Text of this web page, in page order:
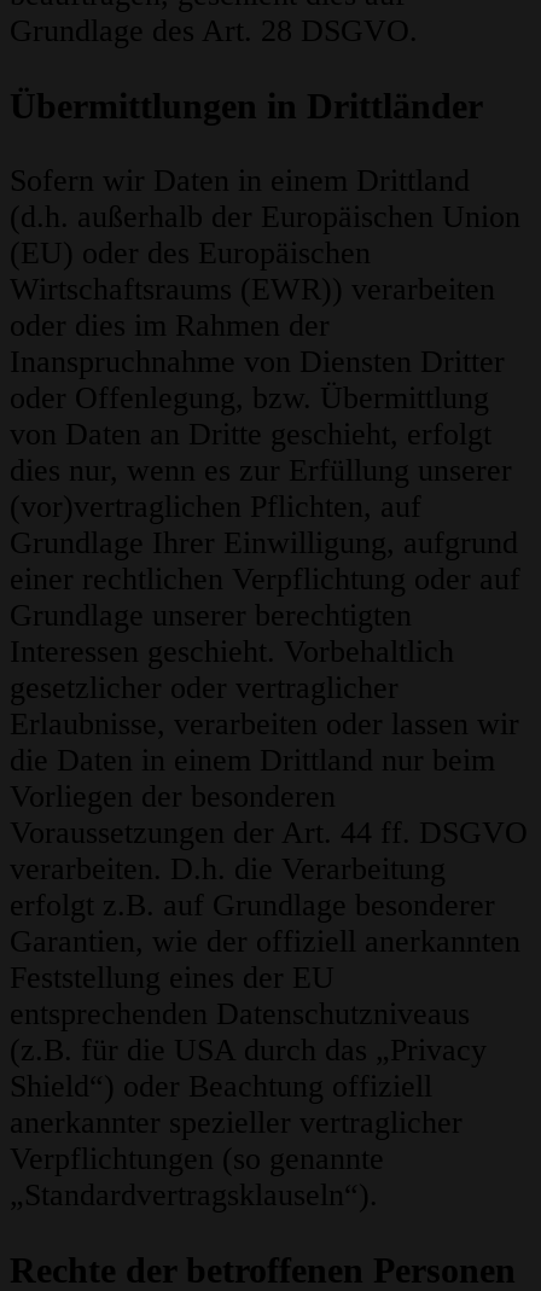
Grundlage des Art. 28 DSGVO.
Übermittlungen in Drittländer
Sofern wir Daten in einem Drittland
(d.h. außerhalb der Europäischen Union
(EU) oder des Europäischen
Wirtschaftsraums (EWR)) verarbeiten
oder dies im Rahmen der
Inanspruchnahme von Diensten Dritter
oder Offenlegung, bzw. Übermittlung
von Daten an Dritte geschieht, erfolgt
dies nur, wenn es zur Erfüllung unserer
(vor)vertraglichen Pflichten, auf
Grundlage Ihrer Einwilligung, aufgrund
einer rechtlichen Verpflichtung oder auf
Grundlage unserer berechtigten
Interessen geschieht. Vorbehaltlich
gesetzlicher oder vertraglicher
Erlaubnisse, verarbeiten oder lassen wir
die Daten in einem Drittland nur beim
Vorliegen der besonderen
Voraussetzungen der Art. 44 ff. DSGVO
verarbeiten. D.h. die Verarbeitung
erfolgt z.B. auf Grundlage besonderer
Garantien, wie der offiziell anerkannten
Feststellung eines der EU
entsprechenden Datenschutzniveaus
(z.B. für die USA durch das „Privacy
Shield“) oder Beachtung offiziell
anerkannter spezieller vertraglicher
Verpflichtungen (so genannte
„Standardvertragsklauseln“).
Rechte der betroffenen Personen